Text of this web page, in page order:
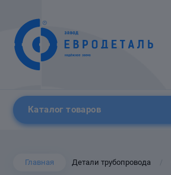
Каталог товаров
Главная Детали трубопровода